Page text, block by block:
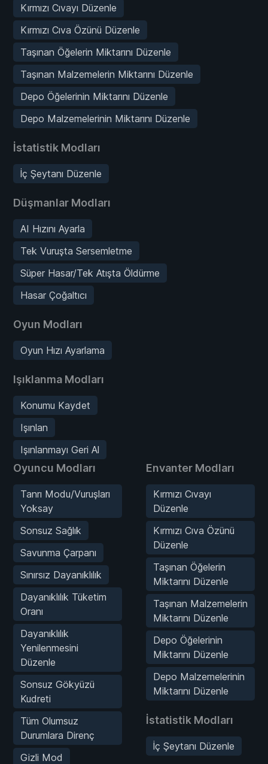
Kırmızı Cıvayı Düzenle
Kırmızı Cıva Özünü Düzenle
Taşınan Öğelerin Miktarını Düzenle
Taşınan Malzemelerin Miktarını Düzenle
Depo Öğelerinin Miktarını Düzenle
Depo Malzemelerinin Miktarını Düzenle
İstatistik Modları
İç Şeytanı Düzenle
Düşmanlar Modları
AI Hızını Ayarla
Tek Vuruşta Sersemletme
Süper Hasar/Tek Atışta Öldürme
Hasar Çoğaltıcı
Oyun Modları
Oyun Hızı Ayarlama
Işıklanma Modları
Konumu Kaydet
Işınlan
Işınlanmayı Geri Al
Oyuncu Modları
Tanrı Modu/Vuruşları
Yoksay
Sonsuz Sağlık
Savunma Çarpanı
Sınırsız Dayanıklılık
Dayanıklılık Tüketim
Oranı
Dayanıklılık
Yenilenmesini
Düzenle
Sonsuz Gökyüzü
Kudreti
Tüm Olumsuz
Durumlara Direnç
Gizli Mod
Envanter Modları
Kırmızı Cıvayı
Düzenle
Kırmızı Cıva Özünü
Düzenle
Taşınan Öğelerin
Miktarını Düzenle
Taşınan Malzemelerin
Miktarını Düzenle
Depo Öğelerinin
Miktarını Düzenle
Depo Malzemelerinin
Miktarını Düzenle
İstatistik Modları
İç Şeytanı Düzenle